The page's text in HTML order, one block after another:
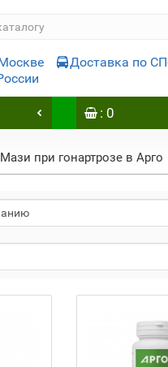
Доставка по
: 0
Мази при гонартрозе в Арго